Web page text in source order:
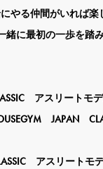
やる仲間がいれば楽
緒に最初の一歩を踏
アスリートモ
JAPAN
アスリートモ